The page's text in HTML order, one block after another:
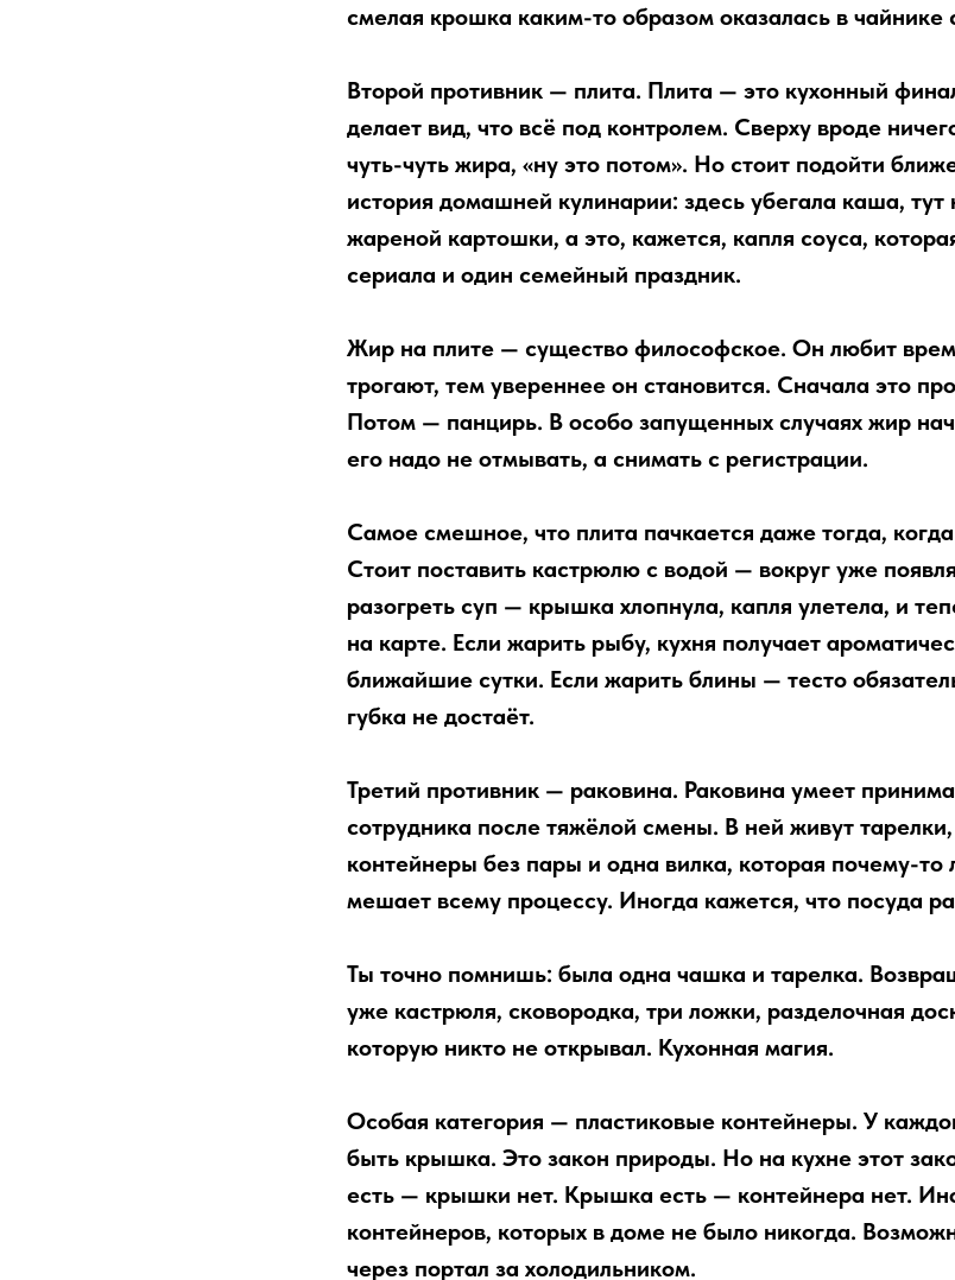
смелая крошка каким-то образом оказалась в чайнике
Второй противник — плита. Плита — это кухонный
делает вид, что всё под контролем. Сверху вроде
чуть-чуть жира, «ну это потом». Но стоит подойти
история домашней кулинарии: здесь убегала каша, тут
жареной картошки, а это, кажется, капля соуса,
сериала и один семейный праздник.
Жир на плите — существо философское. Он любит
трогают, тем увереннее он становится. Сначала это
Потом — панцирь. В особо запущенных случаях жир
его надо не отмывать, а снимать с регистрации.
Самое смешное, что плита пачкается даже тогда,
Стоит поставить кастрюлю с водой — вокруг уже
разогреть суп — крышка хлопнула, капля улетела, и
на карте. Если жарить рыбу, кухня получает
ближайшие сутки. Если жарить блины — тесто
губка не достаёт.
Третий противник — раковина. Раковина умеет
сотрудника после тяжёлой смены. В ней живут
контейнеры без пары и одна вилка, которая почему-то
мешает всему процессу. Иногда кажется, что посуда
Ты точно помнишь: была одна чашка и тарелка.
уже кастрюля, сковородка, три ложки, разделочная
которую никто не открывал. Кухонная магия.
Особая категория — пластиковые контейнеры. У
быть крышка. Это закон природы. Но на кухне этот
есть — крышки нет. Крышка есть — контейнера нет.
контейнеров, которых в доме не было никогда.
через портал за холодильником.